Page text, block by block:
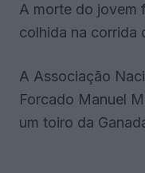
A morte do jovem
colhida na corrida
A Associação
Forcado Manuel
um toiro da